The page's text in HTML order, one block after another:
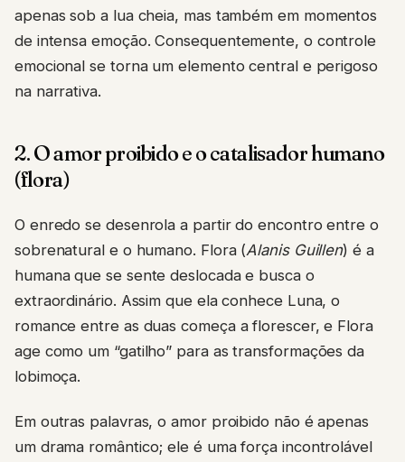
apenas sob a lua cheia, mas também em momentos
de intensa emoção. Consequentemente, o controle
emocional se torna um elemento central e perigoso
na narrativa.
2. O amor proibido e o catalisador humano
(flora)
O enredo se desenrola a partir do encontro entre o
sobrenatural e o humano. Flora (Alanis Guillen) é a
humana que se sente deslocada e busca o
extraordinário. Assim que ela conhece Luna, o
romance entre as duas começa a florescer, e Flora
age como um “gatilho” para as transformações da
lobimoça.
Em outras palavras, o amor proibido não é apenas
um drama romântico; ele é uma força incontrolável